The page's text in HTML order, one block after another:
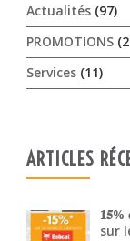
Actualités (97)
PROMOTIONS
Services (11)
ARTICLES
𝟏𝟓%
sur